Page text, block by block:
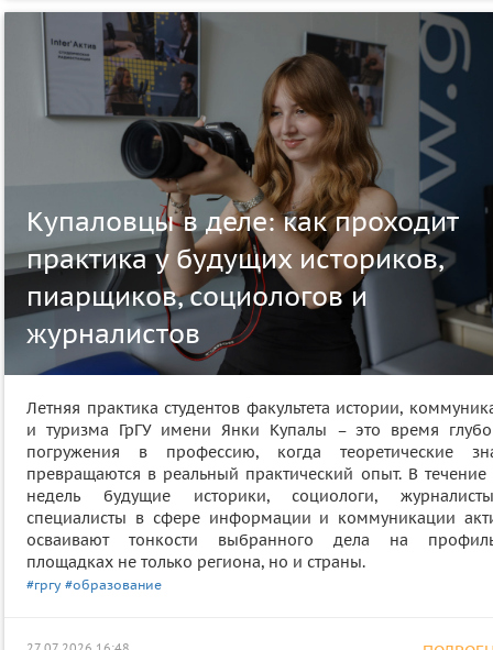
Купаловцы в деле: как проходит
практика у будущих историков,
пиарщиков, социологов и
журналистов
Летняя практика студентов факультета истории,
и туризма ГрГУ имени Янки Купалы – это время
погружения в профессию, когда теоретические
превращаются в реальный практический опыт. В течение
недель будущие историки, социологи,
специалисты в сфере информации и коммуникации
осваивают тонкости выбранного дела на
площадках не только региона, но и страны.
#гргу #образование